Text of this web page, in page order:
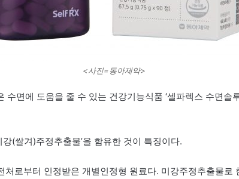
<사진=동아제약>
수면에 도움을 줄 수 있는 건강기능식품 ‘셀파렉스 수면솔
(쌀겨)주정추출물’을 함유한 것이 특징이다.
처로부터 인정받은 개별인정형 원료다. 미강주정추출물로